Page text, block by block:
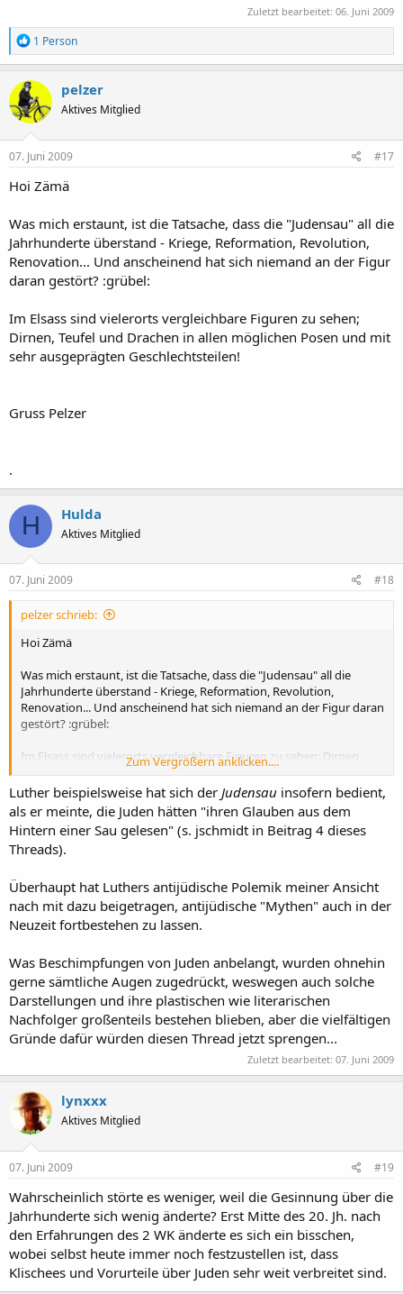
Zuletzt bearbeitet: 06. Juni 2009
R
e
a
k
t
i
o
n
e
:
1 Person
pelzer
Aktives Mitglied
07. Juni 2009 #17
Hoi Zämä
Was mich erstaunt, ist die Tatsache, dass die "Judensau" all die
Jahrhunderte überstand - Kriege, Reformation, Revolution,
Renovation... Und anscheinend hat sich niemand an der Figur
daran gestört? :grübel:
Im Elsass sind vielerorts vergleichbare Figuren zu sehen;
Dirnen, Teufel und Drachen in allen möglichen Posen und mit
sehr ausgeprägten Geschlechtsteilen!
Gruss Pelzer
.
H Hulda
Aktives Mitglied
07. Juni 2009 #18
pelzer schrieb:
Hoi Zämä
Was mich erstaunt, ist die Tatsache, dass die "Judensau" all die
Jahrhunderte überstand - Kriege, Reformation, Revolution,
Renovation... Und anscheinend hat sich niemand an der Figur daran
gestört? :grübel:
Im Elsass sind vielerorts vergleichbare Figuren zu sehen; Dirnen,
Teufel und Drachen in allen möglichen Posen und mit sehr
ausgeprägten Geschlechtsteilen!
Gruss Pelzer
.
Zum Vergrößern anklicken....
Luther beispielsweise hat sich der Judensau insofern bedient,
als er meinte, die Juden hätten "ihren Glauben aus dem
Hintern einer Sau gelesen" (s. jschmidt in Beitrag 4 dieses
Threads).
Überhaupt hat Luthers antijüdische Polemik meiner Ansicht
nach mit dazu beigetragen, antijüdische "Mythen" auch in der
Neuzeit fortbestehen zu lassen.
Was Beschimpfungen von Juden anbelangt, wurden ohnehin
gerne sämtliche Augen zugedrückt, weswegen auch solche
Darstellungen und ihre plastischen wie literarischen
Nachfolger großenteils bestehen blieben, aber die vielfältigen
Gründe dafür würden diesen Thread jetzt sprengen...
Zuletzt bearbeitet: 07. Juni 2009
lynxxx
Aktives Mitglied
07. Juni 2009 #19
Wahrscheinlich störte es weniger, weil die Gesinnung über die
Jahrhunderte sich wenig änderte? Erst Mitte des 20. Jh. nach
den Erfahrungen des 2 WK änderte es sich ein bisschen,
wobei selbst heute immer noch festzustellen ist, dass
Klischees und Vorurteile über Juden sehr weit verbreitet sind.